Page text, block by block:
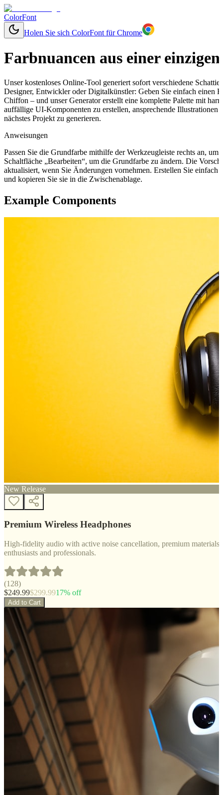
ColorFont
Holen Sie sich ColorFont für Chrome
Farbnuancen aus einer
Unser kostenloses Online-Tool generiert sofort verschiedene
Designer, Entwickler oder Digitalkünstler: Geben Sie einfach einen
Chiffon – und unser Generator erstellt eine komplette Palette mit
auffällige UI-Komponenten zu erstellen, ansprechende Illustrationen
nächstes Projekt zu generieren.
Anweisungen
Passen Sie die Grundfarbe mithilfe der Werkzeugleiste rechts an,
Schaltfläche „Bearbeiten“, um die Grundfarbe zu ändern. Die
aktualisiert, wenn Sie Änderungen vornehmen. Erstellen Sie
und kopieren Sie sie in die Zwischenablage.
Example Components
New Release
Premium Wireless Headphones
High-fidelity audio with active noise cancellation, premium
enthusiasts and professionals.
(128)
$249.99$299.9917% off
Add to Cart